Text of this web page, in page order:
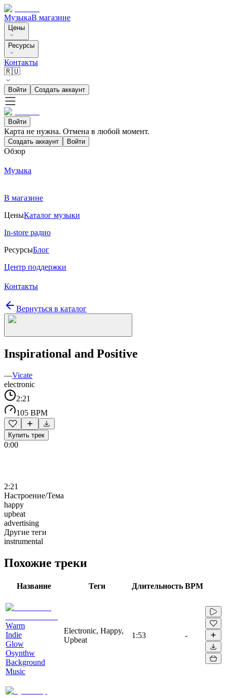
МузыкаВ магазине
Цены
Ресурсы
Контакты
🇷🇺
Войти Создать аккаунт
Войти
Карта не нужна. Отмена в любой момент.
Создать аккаунт Войти
Обзор
Музыка
В магазине
ЦеныКаталог музыки
In-store радио
РесурсыБлог
Центр поддержки
Контакты
Вернуться в каталог
Inspirational and Positive
—Vicate
electronic
2:21
105 BPM
Купить трек
0:00
2:21
Настроение/Тема
happy
upbeat
advertising
Другие теги
instrumental
Похожие треки
Название Теги Длительность BPM
Warm
Indie
Glow
Osynthw
Background
Music
Electronic, Happy,
Upbeat
1:53 -